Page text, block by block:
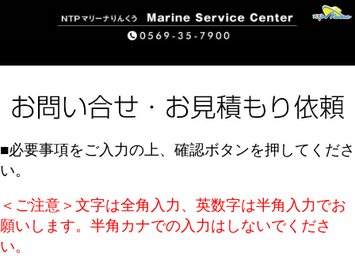
■必要事項をご入力の上、確認ボタンを押してくださ
い。
＜ご注意＞文字は全角入力、英数字は半角入力でお
願いします。半角カナでの入力はしないでくださ
い。